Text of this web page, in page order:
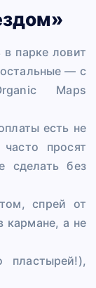
парке ловит
— с
Maps
есть не
просят
сделать без
спрей от
кармане, а не